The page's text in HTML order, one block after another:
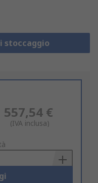
stoccaggio
557,54 €
(IVA inclusa)